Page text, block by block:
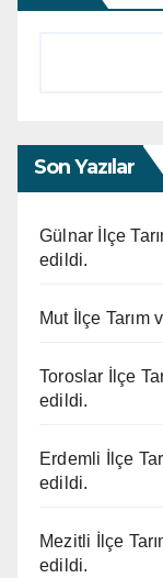
Son Yazılar
Gülnar İlçe
edildi.
Mut İlçe Tarım
Toroslar İlçe
edildi.
Erdemli İlçe
edildi.
Mezitli İlçe
edildi.